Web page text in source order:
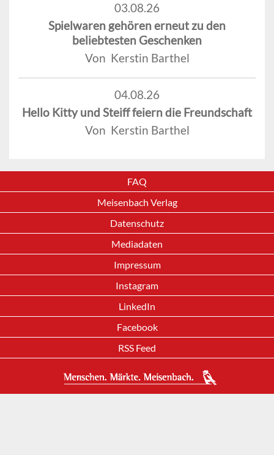
03.08.26
Spielwaren gehören erneut zu den
beliebtesten Geschenken
Von Kerstin Barthel
04.08.26
Hello Kitty und Steiff feiern die Freundschaft
Von Kerstin Barthel
FAQ
Meisenbach Verlag
Datenschutz
Mediadaten
Impressum
Instagram
LinkedIn
Facebook
RSS Feed